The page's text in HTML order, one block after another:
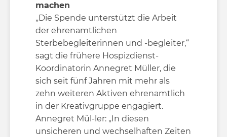
machen
„Die Spende unterstützt die Arbeit
der ehrenamtlichen
Sterbebegleiterinnen und -begleiter,“
sagt die frühere Hospizdienst-
Koordinatorin Annegret Müller, die
sich seit fünf Jahren mit mehr als
zehn weiteren Aktiven ehrenamtlich
in der Kreativgruppe engagiert.
Annegret Mül-ler: „In diesen
unsicheren und wechselhaften Zeiten